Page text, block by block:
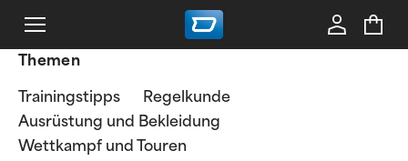
Themen
Trainingstipps
Regelkunde
Ausrüstung und Bekleidung
Wettkampf und Touren